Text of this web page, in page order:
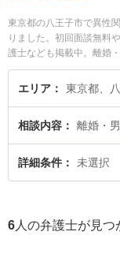
東京都の八王子市で異性
りました。初回面談無料
護士なども掲載中。離婚
かな分野での絞り込み検
子オフィスの上田 芙祐美
日や夜間に発生した異性
士に相談したい』『異性
な近くの弁護士を検索し
エリア 東京都、
相談内容 離婚・
詳細条件 未選択
6 人の弁護士が見つ